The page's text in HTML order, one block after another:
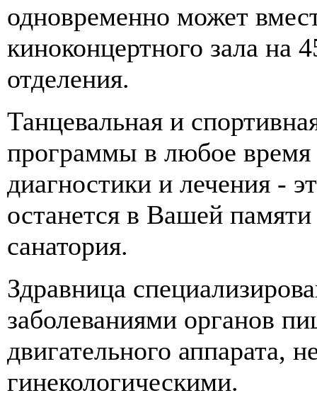
одновременно может
киноконцертного зала на
отделения.
Танцевальная и
программы в любое время
диагностики и лечения -
останется в Вашей
санатория.
Здравница
заболеваниями органов
двигательного аппарата,
гинекологическими.